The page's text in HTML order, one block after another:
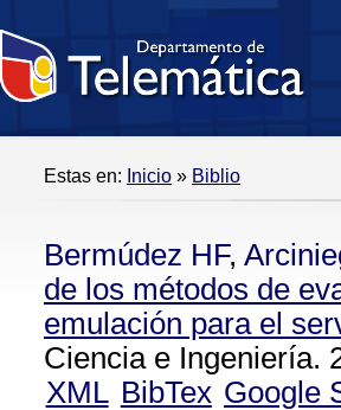
Estas en: Inicio » Biblio
Bermúdez HF,
de los métodos de
emulación para el
Ciencia e Ingeniería.
XML BibTex Google